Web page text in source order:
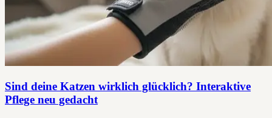
Sind deine Katzen wirklich glücklich? Interaktive
Pflege neu gedacht